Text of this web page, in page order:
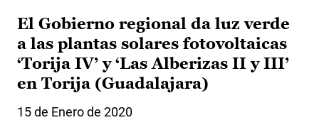
El Gobierno regional da luz verde
a las plantas solares fotovoltaicas
‘Torija IV’ y ‘Las Alberizas II y III’
en Torija (Guadalajara)
15 de Enero de 2020